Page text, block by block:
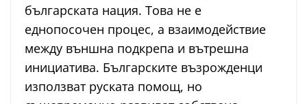
българската нация. Това не е
еднопосочен процес, а взаимодействие
между външна подкрепа и вътрешна
инициатива. Българските възрожденци
използват руската помощ, но